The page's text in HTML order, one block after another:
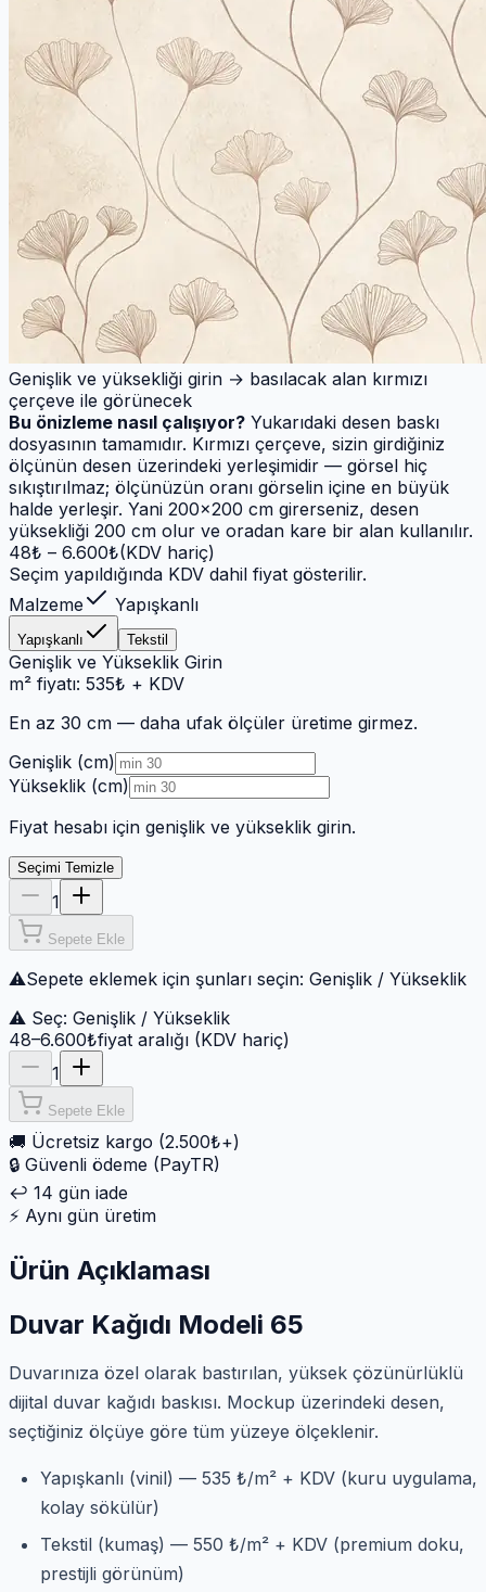
Genişlik ve yüksekliği girin → basılacak alan kırmızı
çerçeve ile görünecek
Bu önizleme nasıl çalışıyor? Yukarıdaki desen baskı
dosyasının tamamıdır. Kırmızı çerçeve, sizin girdiğiniz
ölçünün desen üzerindeki yerleşimidir — görsel hiç
sıkıştırılmaz; ölçünüzün oranı görselin içine en büyük
halde yerleşir. Yani 200×200 cm girerseniz, desen
yüksekliği 200 cm olur ve oradan kare bir alan kullanılır.
48₺ – 6.600₺(KDV hariç)
Seçim yapıldığında KDV dahil fiyat gösterilir.
Malzeme
Yapışkanlı
Yapışkanlı Tekstil
Genişlik ve Yükseklik Girin
m² fiyatı: 535₺ + KDV
En az 30 cm — daha ufak ölçüler üretime girmez.
Genişlik (cm)
Yükseklik (cm)
Fiyat hesabı için genişlik ve yükseklik girin.
Seçimi Temizle
1
Sepete Ekle
⚠Sepete eklemek için şunları seçin: Genişlik / Yükseklik
⚠ Seç: Genişlik / Yükseklik
48–6.600₺fiyat aralığı (KDV hariç)
1
Sepete Ekle
🚚 Ücretsiz kargo (2.500₺+)
🔒 Güvenli ödeme (PayTR)
↩️ 14 gün iade
⚡ Aynı gün üretim
Ürün Açıklaması
Duvar Kağıdı Modeli 65
Duvarınıza özel olarak bastırılan, yüksek çözünürlüklü
dijital duvar kağıdı baskısı. Mockup üzerindeki desen,
seçtiğiniz ölçüye göre tüm yüzeye ölçeklenir.
Yapışkanlı (vinil) — 535 ₺/m² + KDV (kuru uygulama,
kolay sökülür)
Tekstil (kumaş) — 550 ₺/m² + KDV (premium doku,
prestijli görünüm)